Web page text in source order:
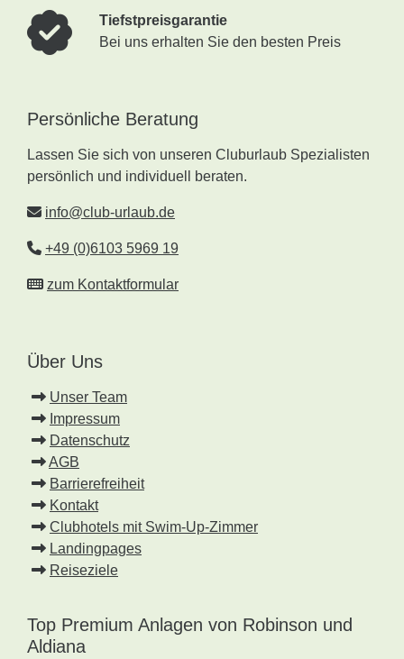
Tiefstpreisgarantie
Bei uns erhalten Sie den besten Preis
Persönliche Beratung
Lassen Sie sich von unseren Cluburlaub Spezialisten
persönlich und individuell beraten.
info@club-urlaub.de
+49 (0)6103 5969 19
zum Kontaktformular
Über Uns
Unser Team
Impressum
Datenschutz
AGB
Barrierefreiheit
Kontakt
Clubhotels mit Swim-Up-Zimmer
Landingpages
Reiseziele
Top Premium Anlagen von Robinson und
Aldiana